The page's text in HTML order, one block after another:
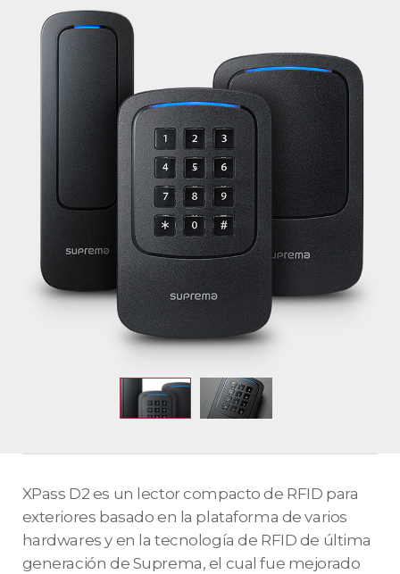
XPass D2 es un lector compacto de RFID para
exteriores basado en la plataforma de varios
hardwares y en la tecnología de RFID de última
generación de Suprema, el cual fue mejorado